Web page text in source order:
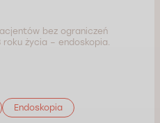
bez ograniczeń
życia – endoskopia.
Endoskopia